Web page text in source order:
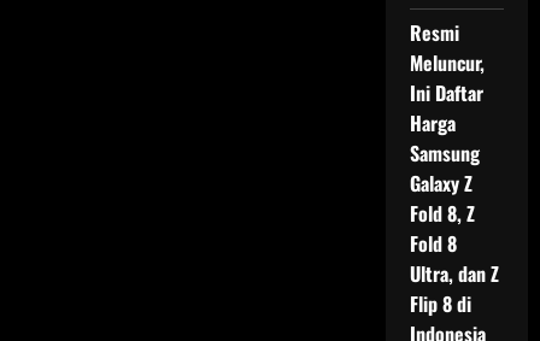
Resmi
Meluncur,
Ini Daftar
Harga
Samsung
Galaxy Z
Fold 8, Z
Fold 8
Ultra, dan Z
Flip 8 di
Indonesia